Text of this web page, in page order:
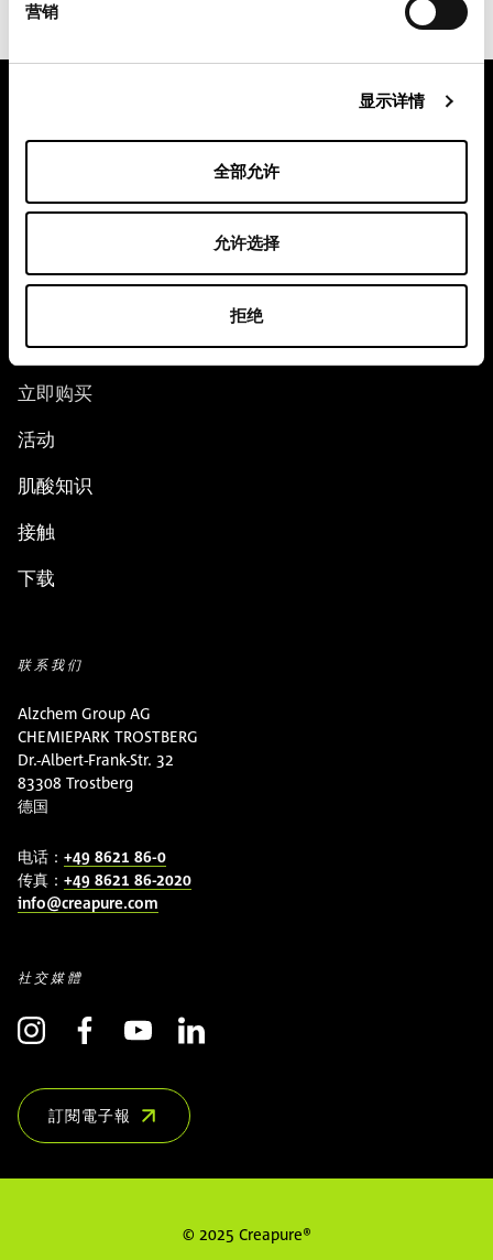
营销
显示详情
全部允许
允许选择
拒绝
pure.proven.perfect.
团队
立即购买
活动
肌酸知识
接触
下载
联系我们
Alzchem Group AG
CHEMIEPARK TROSTBERG
Dr.-Albert-Frank-Str. 32
83308 Trostberg
德国
电话： +49 8621 86-0
传真： +49 8621 86-2020
info@creapure.com
社交媒體
訂閱電子報
(OPENS IN NEW WINDOW)
© 2025 Creapure®